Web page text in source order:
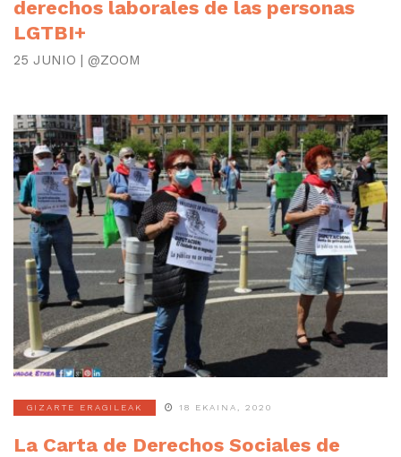
derechos laborales de las personas
LGTBI+
25 JUNIO | @ZOOM
GIZARTE ERAGILEAK 18 EKAINA, 2020
La Carta de Derechos Sociales de